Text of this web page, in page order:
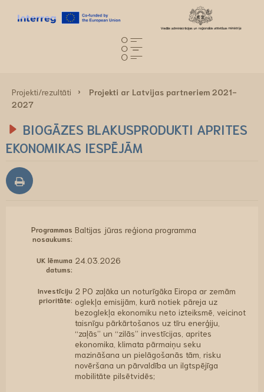
Projekti/rezultāti
Projekti ar Latvijas partneriem 2021-
2027
BIOGĀZES BLAKUSPRODUKTI APRITES
EKONOMIKAS IESPĒJĀM
Programmas
nosaukums:
Baltijas jūras reģiona programma
UK lēmuma
datums:
24.03.2026
Investīciju
prioritāte:
2 PO zaļāka un noturīgāka Eiropa ar zemām
oglekļa emisijām, kurā notiek pāreja uz
bezoglekļa ekonomiku neto izteiksmē, veicinot
taisnīgu pārkārtošanos uz tīru enerģiju,
“zaļās” un “zilās” investīcijas, aprites
ekonomika, klimata pārmaiņu seku
mazināšana un pielāgošanās tām, risku
novēršana un pārvaldība un ilgtspējīga
mobilitāte pilsētvidēs;